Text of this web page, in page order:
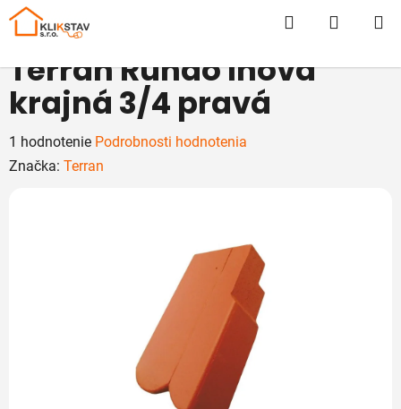
Prejsť
Hľadať
Terran Rundo Inova
krajná 3/4 pravá
Priemerné
hodnotenie
1 hodnotenie Podrobnosti hodnotenia
Značka: Terran